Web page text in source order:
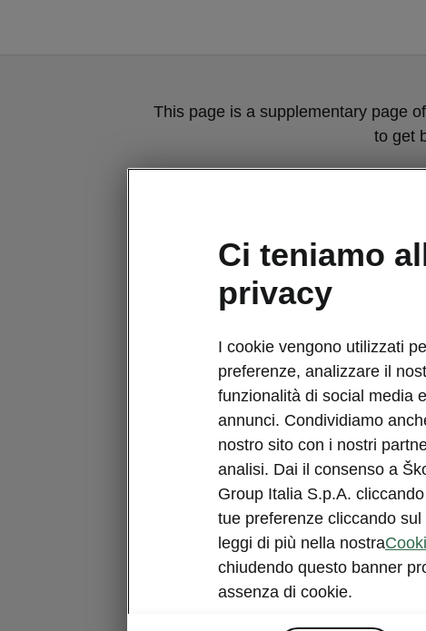
This page is a supplementary page
to get
Ci teniamo
privacy
I cookie vengono utilizzati
preferenze, analizzare il
funzionalità di social media
annunci. Condividiamo
nostro sito con i nostri
analisi. Dai il consenso a
Group Italia S.p.A.
tue preferenze cliccando
leggi di più nella nostra
chiudendo questo banner
assenza di cookie.